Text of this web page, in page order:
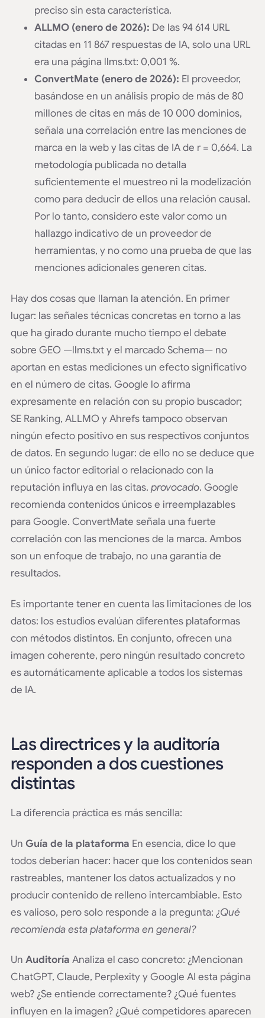
preciso sin esta característica.
ALLMO (enero de 2026): De las 94 614 URL
citadas en 11 867 respuestas de IA, solo una URL
era una página llms.txt: 0,001 %.
ConvertMate (enero de 2026): El proveedor,
basándose en un análisis propio de más de 80
millones de citas en más de 10 000 dominios,
señala una correlación entre las menciones de
marca en la web y las citas de IA de r = 0,664. La
metodología publicada no detalla
suficientemente el muestreo ni la modelización
como para deducir de ellos una relación causal.
Por lo tanto, considero este valor como un
hallazgo indicativo de un proveedor de
herramientas, y no como una prueba de que las
menciones adicionales generen citas.
Hay dos cosas que llaman la atención. En primer
lugar: las señales técnicas concretas en torno a las
que ha girado durante mucho tiempo el debate
sobre GEO —llms.txt y el marcado Schema— no
aportan en estas mediciones un efecto significativo
en el número de citas. Google lo afirma
expresamente en relación con su propio buscador;
SE Ranking, ALLMO y Ahrefs tampoco observan
ningún efecto positivo en sus respectivos conjuntos
de datos. En segundo lugar: de ello no se deduce que
un único factor editorial o relacionado con la
reputación influya en las citas. provocado. Google
recomienda contenidos únicos e irreemplazables
para Google. ConvertMate señala una fuerte
correlación con las menciones de la marca. Ambos
son un enfoque de trabajo, no una garantía de
resultados.
Es importante tener en cuenta las limitaciones de los
datos: los estudios evalúan diferentes plataformas
con métodos distintos. En conjunto, ofrecen una
imagen coherente, pero ningún resultado concreto
es automáticamente aplicable a todos los sistemas
de IA.
Las directrices y la auditoría
responden a dos cuestiones
distintas
La diferencia práctica es más sencilla:
Un Guía de la plataforma En esencia, dice lo que
todos deberían hacer: hacer que los contenidos sean
rastreables, mantener los datos actualizados y no
producir contenido de relleno intercambiable. Esto
es valioso, pero solo responde a la pregunta: ¿Qué
recomienda esta plataforma en general?
Un Auditoría Analiza el caso concreto: ¿Mencionan
ChatGPT, Claude, Perplexity y Google AI esta página
web? ¿Se entiende correctamente? ¿Qué fuentes
influyen en la imagen? ¿Qué competidores aparecen